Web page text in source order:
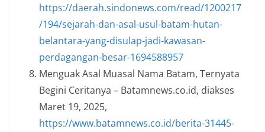
https://daerah.sindonews.com/read/1200217
/194/sejarah-dan-asal-usul-batam-hutan-
belantara-yang-disulap-jadi-kawasan-
perdagangan-besar-1694588957
Menguak Asal Muasal Nama Batam, Ternyata
Begini Ceritanya – Batamnews.co.id, diakses
Maret 19, 2025,
https://www.batamnews.co.id/berita-31445-